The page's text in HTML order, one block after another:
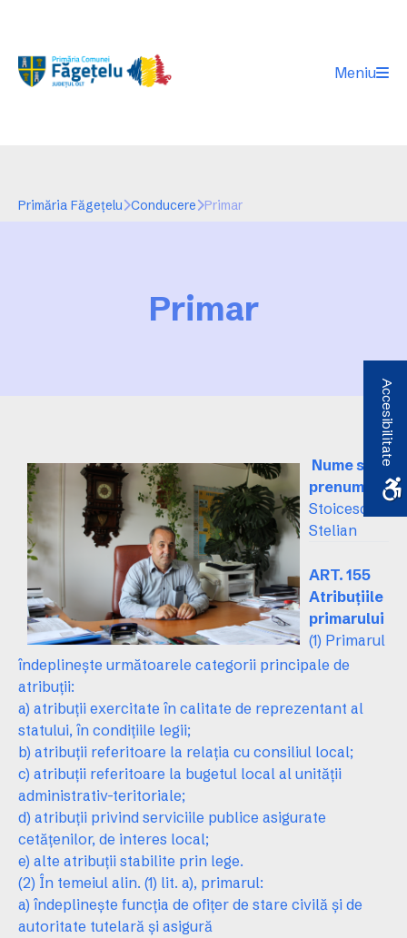
Meniu
Primăria Făgeţelu Conducere Primar
Primar
Nume si
prenume:
Stoicescu
Stelian
ART. 155
Atribuţiile
primarului
(1) Primarul
îndeplineşte următoarele categorii principale de
atribuţii:
a) atribuţii exercitate în calitate de reprezentant al
statului, în condiţiile legii;
b) atribuţii referitoare la relaţia cu consiliul local;
c) atribuţii referitoare la bugetul local al unităţii
administrativ-teritoriale;
d) atribuţii privind serviciile publice asigurate
cetăţenilor, de interes local;
e) alte atribuţii stabilite prin lege.
(2) În temeiul alin. (1) lit. a), primarul:
a) îndeplineşte funcţia de ofiţer de stare civilă şi de
autoritate tutelară şi asigură
Accesibilitate